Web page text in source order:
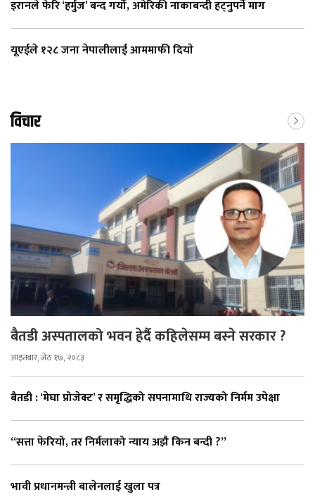
इरानले फेरि ‘हर्मुज’ बन्द गर्यो, अमेरिकी नाकाबन्दी हट्नुपर्ने माग
यूएईले १२८ जना नेपालीलाई आममाफी दियाे
विचार
बैतडी अस्पतालको भवन हेर्दै कहिलेसम्म बस्ने सरकार ?
आइतबार, जेठ १७, २०८३
बैतडी : ‘मेघा प्रोजेक्ट’ र समृद्धिको सपनामाथि राज्यको निर्मम उपेक्षा
“सत्ता फेरियो, तर निर्मलाको न्याय अझै किन बन्दी ?”
भावी प्रधानमन्त्री बालेनलाई खुला पत्र